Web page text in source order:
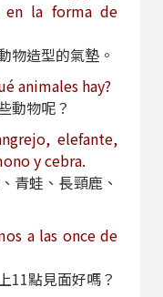
en la forma de
物造型的氣墊。
animales hay?
動物呢？
elefante,
y cebra.
青蛙、長頸鹿、
a las once de
11點見面好嗎？